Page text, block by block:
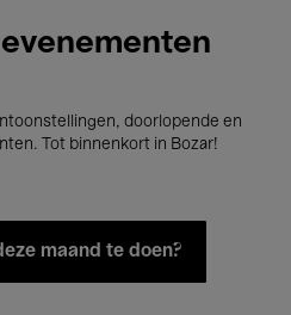
doorlopende en
Tot binnenkort in Bozar!
maand te doen?